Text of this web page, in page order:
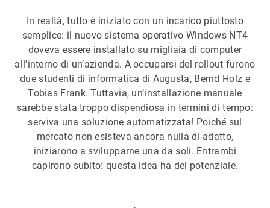
In realtà, tutto è iniziato con un incarico piuttosto
semplice: il nuovo sistema operativo Windows NT4
doveva essere installato su migliaia di computer
all’interno di un’azienda. A occuparsi del rollout furono
due studenti di informatica di Augusta, Bernd Holz e
Tobias Frank. Tuttavia, un’installazione manuale
sarebbe stata troppo dispendiosa in termini di tempo:
serviva una soluzione automatizzata! Poiché sul
mercato non esisteva ancora nulla di adatto,
iniziarono a svilupparne una da soli. Entrambi
capirono subito: questa idea ha del potenziale.